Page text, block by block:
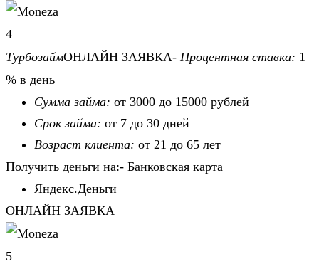
4
ТурбозаймОНЛАЙН ЗАЯВКА- Процентная ставка: 1
% в день
Сумма займа: от 3000 до 15000 рублей
Срок займа: от 7 до 30 дней
Возраст клиента: от 21 до 65 лет
Получить деньги на:- Банковская карта
Яндекс.Деньги
ОНЛАЙН ЗАЯВКА
5